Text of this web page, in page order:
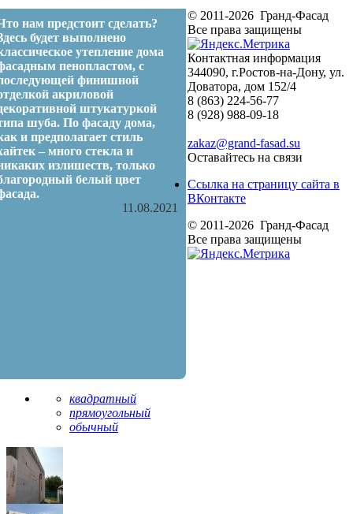
нам предстоит сделать?
будет выполнено
утепление дома
пенопластом, с
финишной
акриловой
штукатуркой
шуба. По фасаду дома,
и предполагает стиль
– много стекла и
излишеств, только
белый цвет
11.08.2021
квадратный
прямоугольный
обычный
© 2011-2026 Гранд-Фасад
Все права защищены
Контактная информация
344090, г.Ростов-на-Дону, ул.
Доватора, дом 152/4
8 (863) 224-56-77
8 (928) 988-09-18
zakaz@grand-fasad.su
Оставайтесь на связи
Ссылка на страницу сайта в
ВКонтакте
© 2011-2026 Гранд-Фасад
Все права защищены